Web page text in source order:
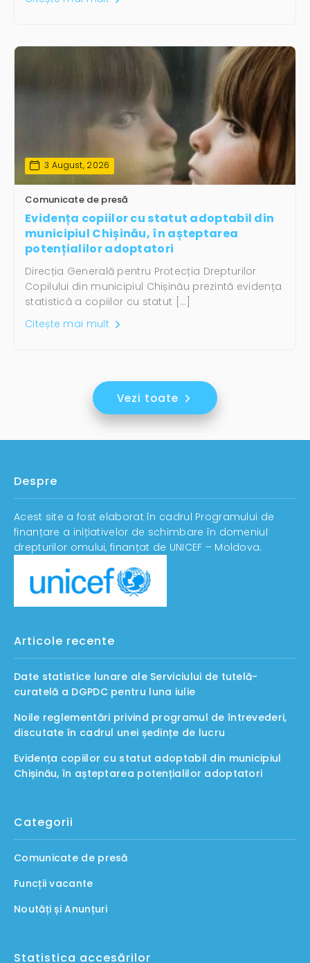
3 August, 2026
Comunicate de presă
Evidența copiilor cu statut adoptabil din
municipiul Chișinău, în așteptarea
potențialilor adoptatori
Direcția Generală pentru Protecția Drepturilor
Copilului din municipiul Chișinău prezintă evidența
statistică a copiilor cu statut […]
Citește mai mult
Vezi toate
Despre
Acest site a fost elaborat în cadrul Programului de
finanțare a inițiativelor de schimbare în domeniul
drepturilor omului, finanțat de UNICEF – Moldova.
Articole recente
Date statistice lunare ale Serviciului de tutelă-
curatelă a DGPDC pentru luna iulie
Noile reglementări privind programul de întrevederi,
discutate în cadrul unei ședințe de lucru
Evidența copiilor cu statut adoptabil din municipiul
Chișinău, în așteptarea potențialilor adoptatori
Categorii
Comunicate de presă
Funcții vacante
Noutăți și Anunțuri
Statistica accesărilor